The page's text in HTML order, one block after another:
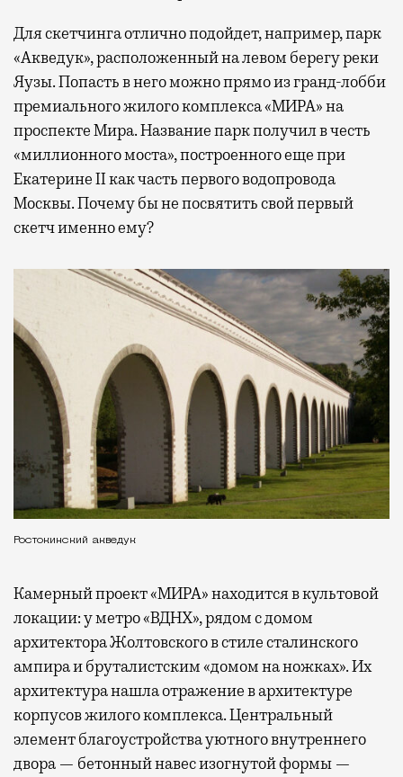
Для скетчинга отлично подойдет, например, парк
«Акведук», расположенный на левом берегу реки
Яузы. Попасть в него можно прямо из гранд-лобби
премиального жилого комплекса «МИРА» на
проспекте Мира. Название парк получил в честь
«миллионного моста», построенного еще при
Екатерине II как часть первого водопровода
Москвы. Почему бы не посвятить свой первый
скетч именно ему?
Ростокинский акведук
Камерный проект «МИРА» находится в культовой
локации: у метро «ВДНХ», рядом с домом
архитектора Жолтовского в стиле сталинского
ампира и бруталистским «домом на ножках». Их
архитектура нашла отражение в архитектуре
корпусов жилого комплекса. Центральный
элемент благоустройства уютного внутреннего
двора — бетонный навес изогнутой формы —